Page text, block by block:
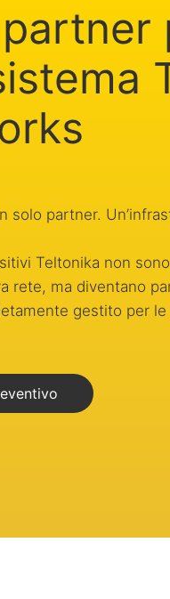
solo partner.
Teltonika non
rete, ma diventano
gestito per le